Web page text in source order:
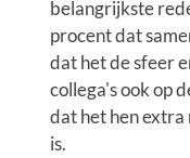
belangrijkste
procent dat
dat het de sfeer
collega's ook op
dat het hen
is.